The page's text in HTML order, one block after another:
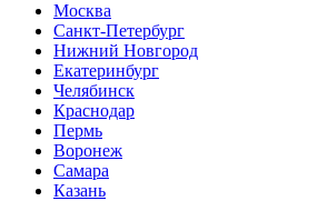
Москва
Санкт-Петербург
Нижний Новгород
Екатеринбург
Челябинск
Краснодар
Пермь
Воронеж
Самара
Казань